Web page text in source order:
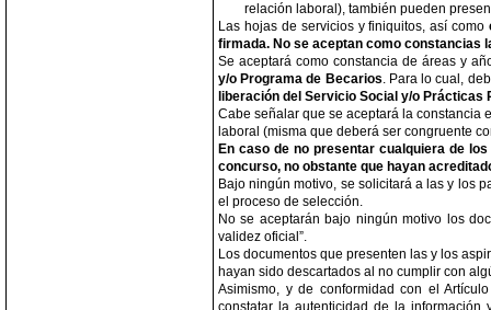
relación laboral), también pueden
Las hojas de servicios y finiquitos, así como
firmada. No se aceptan como constancias
Se aceptará como constancia de áreas y
y/o Programa de Becarios. Para lo cual,
liberación del Servicio Social y/o Prácticas
Cabe señalar que se aceptará la constancia
laboral (misma que deberá ser congruente
En caso de no presentar cualquiera de
concurso, no obstante que hayan
Bajo ningún motivo, se solicitará a las y los
el proceso de selección.
No se aceptarán bajo ningún motivo los
validez oficial”.
Los documentos que presenten las y los
hayan sido descartados al no cumplir con
Asimismo, y de conformidad con el
constatar la autenticidad de la información